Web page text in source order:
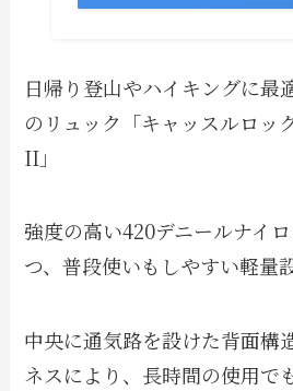
日帰り登山やハイキングに最
のリュック「キャッスルロッ
II」
強度の高い420デニールナイ
つ、普段使いもしやすい軽量
中央に通気路を設けた背面構
ネスにより、長時間の使用で